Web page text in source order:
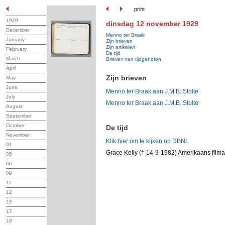
print
1929
December
January
February
March
April
May
June
July
August
September
October
November
01
05
06
09
11
12
13
17
18
dinsdag 12 november 1929
Menno ter Braak
Zijn brieven
Zijn artikelen
De tijd
Brieven van tijdgenoten
Zijn brieven
Menno ter Braak aan J.M.B. Stolte
Menno ter Braak aan J.M.B. Stolte
De tijd
Klik hier om te kijken op DBNL
Grace Kelly († 14-9-1982) Amerikaans